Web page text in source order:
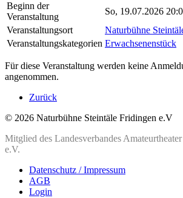
Beginn der
Veranstaltung
So, 19.07.2026
Veranstaltungsort
Naturbühne
Veranstaltungskategorien Erwachsenenstück
Für diese Veranstaltung werden keine
angenommen.
Zurück
© 2026 Naturbühne Steintäle Fridingen e.V
Mitglied des Landesverbandes
e.V.
Datenschutz / Impressum
AGB
Login